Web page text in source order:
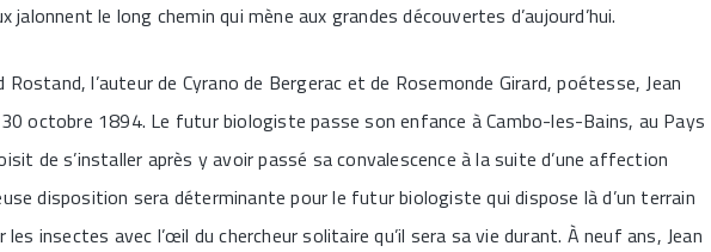
le long chemin qui mène aux grandes découvertes d’aujourd’hui.
Rostand, l’auteur de Cyrano de Bergerac et de Rosemonde Girard, poétesse, Jean
octobre 1894. Le futur biologiste passe son enfance à Cambo-les-Bains, au Pays
de s’installer après y avoir passé sa convalescence à la suite d’une affection
disposition sera déterminante pour le futur biologiste qui dispose là d’un terrain
insectes avec l’œil du chercheur solitaire qu’il sera sa vie durant. À neuf ans, Jean